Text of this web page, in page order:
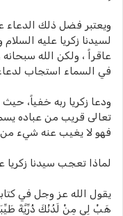
ويعتبر فضل ذلك الدعاء
لسيدنا زكريا عليه
عاقراً ، ولكن الله
في السماء استجاب لدعاء
ودعا زكريا ربه خفياً،
تعالى قريب من عباده
فهو لا يغيب عنه شيء من
لماذا تعجب سيدنا زكريا
يقول الله عز وجل في
هَبْ لِي مِنْ لَدُنْكَ ذُرِّيَّةً